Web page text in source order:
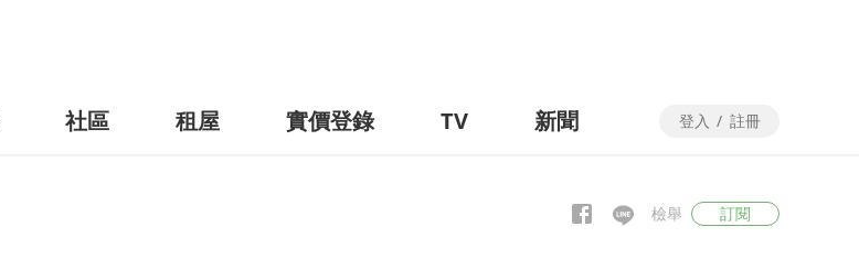
社區 租屋 實價登錄 TV 新聞 登入 / 註冊
檢舉 訂閱